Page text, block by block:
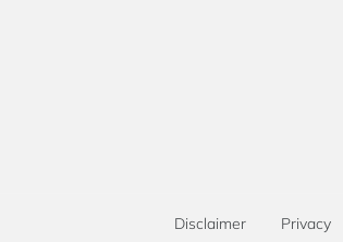
Disclaimer Privacy